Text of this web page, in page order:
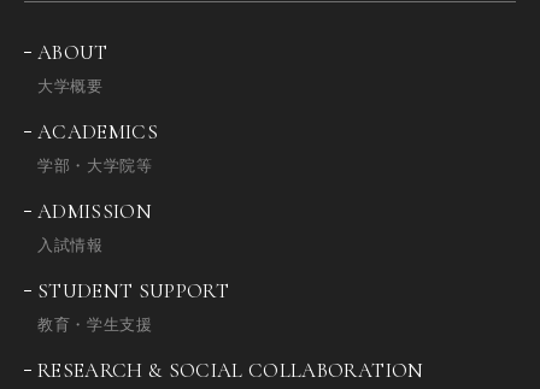
ABOUT
大学概要
ACADEMICS
学部・大学院等
ADMISSION
入試情報
STUDENT SUPPORT
教育・学生支援
RESEARCH & SOCIAL COLLABORATION